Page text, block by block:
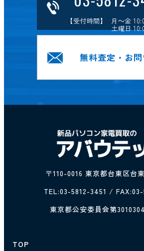
【受付時間】 月～金
土曜日
無料査定・お
〒110-0016 東京都台東区台
TEL:03-5812-3451 /
東京都公安委員会第
TOP